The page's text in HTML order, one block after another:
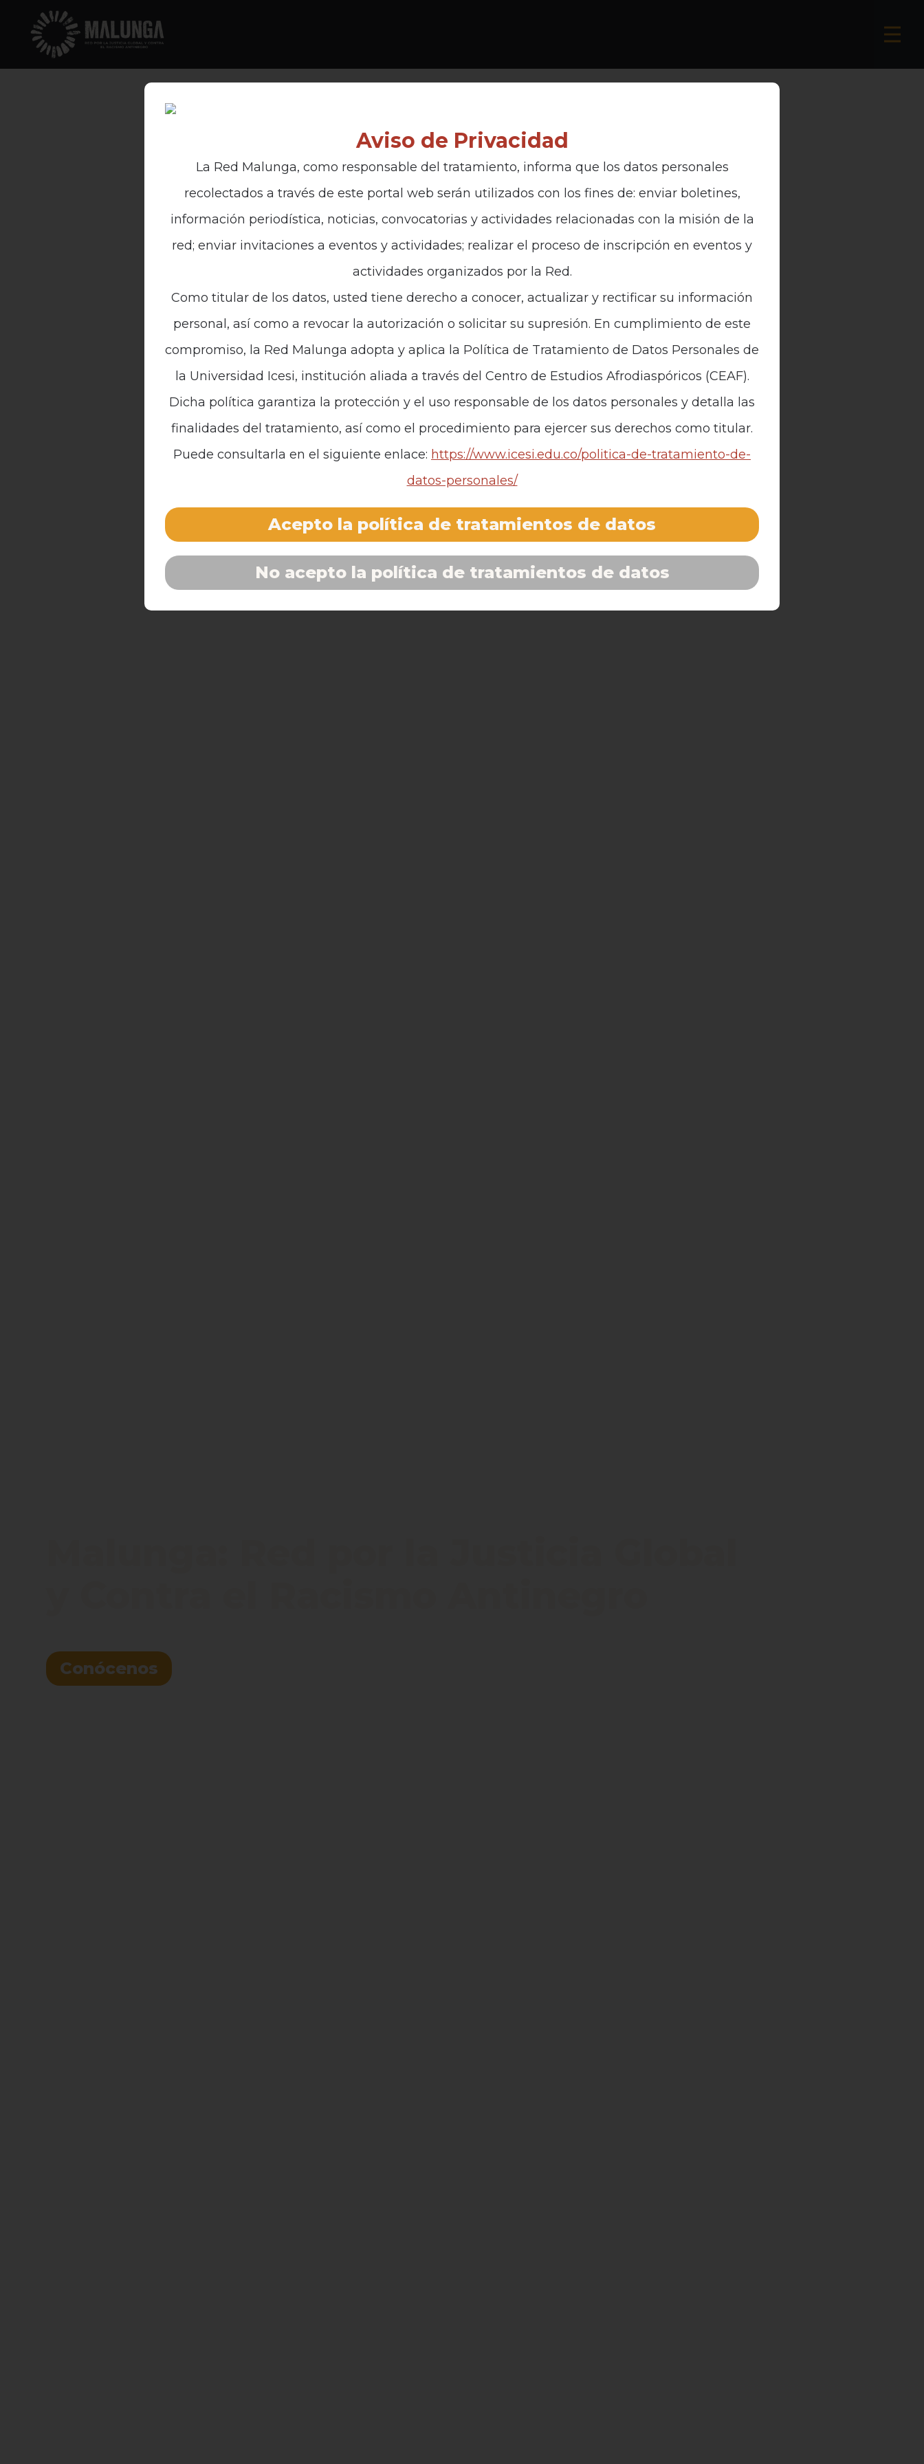
Conócenos
Aviso de Privacidad
La Red Malunga, como responsable del tratamiento, informa que los datos personales
recolectados a través de este portal web serán utilizados con los fines de: enviar boletines,
información periodística, noticias, convocatorias y actividades relacionadas con la misión de la
red; enviar invitaciones a eventos y actividades; realizar el proceso de inscripción en eventos y
actividades organizados por la Red.
Como titular de los datos, usted tiene derecho a conocer, actualizar y rectificar su información
personal, así como a revocar la autorización o solicitar su supresión. En cumplimiento de este
compromiso, la Red Malunga adopta y aplica la Política de Tratamiento de Datos Personales de
la Universidad Icesi, institución aliada a través del Centro de Estudios Afrodiaspóricos (CEAF).
Dicha política garantiza la protección y el uso responsable de los datos personales y detalla las
finalidades del tratamiento, así como el procedimiento para ejercer sus derechos como titular.
Puede consultarla en el siguiente enlace: https://www.icesi.edu.co/politica-de-tratamiento-de-
datos-personales/
Acepto la política de tratamientos de datos
No acepto la política de tratamientos de datos